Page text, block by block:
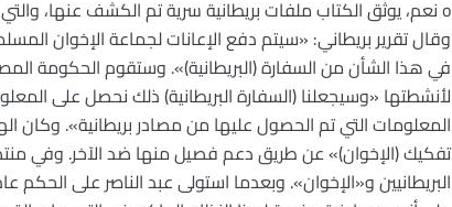
وقال تقرير بريطاني: «سيتم دفع الإعانات لجماعة الإخوان
في هذا الشأن من السفارة (البريطانية)». وستقوم الحكومة
لأنشطتها «وسيجعلنا (السفارة البريطانية) ذلك نحصل على
المعلومات التي تم الحصول عليها من مصادر بريطانية».
تفكيك (الإخوان)» عن طريق دعم فصيل منها ضد الآخر. وفي